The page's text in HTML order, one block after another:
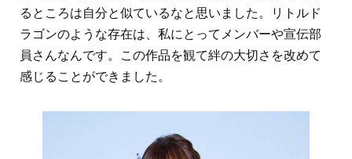
るところは自分と似ているなと思いました。リトルド
ラゴンのような存在は、私にとってメンバーや宣伝部
員さんなんです。この作品を観て絆の大切さを改めて
感じることができました。